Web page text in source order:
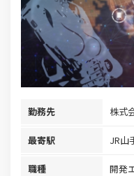
勤務先 株式
最寄駅 JR山
職種 開発